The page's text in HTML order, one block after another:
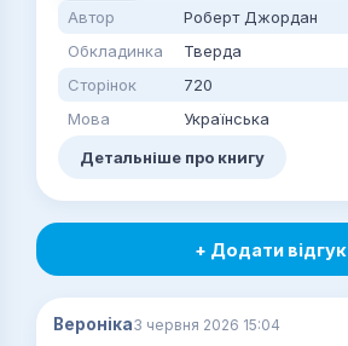
Автор
Роберт Джордан
Обкладинка
Тверда
Сторінок
720
Мова
Українська
Детальніше про книгу
+ Додати відгук
Вероніка3 червня 2026 15:04